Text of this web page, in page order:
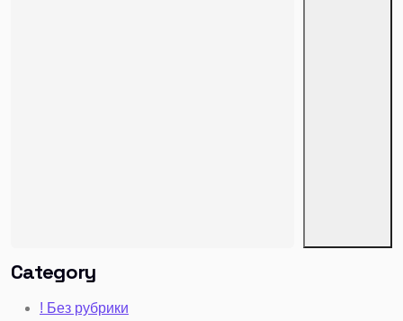
Category
! Без рубрики